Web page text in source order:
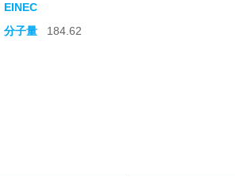
EINEC
分子量 184.62